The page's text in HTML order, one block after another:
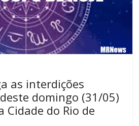
as interdições
domingo (31/05)
Cidade do Rio de